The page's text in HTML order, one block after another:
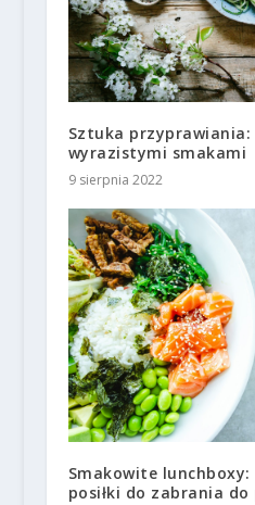
Sztuka
wyrazistymi smakami
9 sierpnia 2022
Smakowite
posiłki do zabrania do